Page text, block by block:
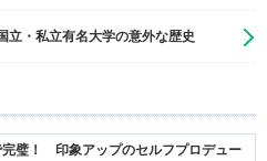
・私立有名大学の意外な歴史
完璧！ 印象アップのセルフプロデュー